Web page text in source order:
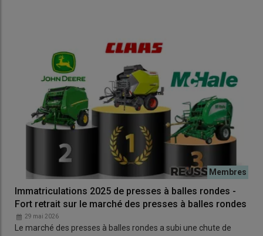
Immatriculations 2025 de presses à balles rondes -
Fort retrait sur le marché des presses à balles rondes
29 mai 2026
Le marché des presses à balles rondes a subi une chute de